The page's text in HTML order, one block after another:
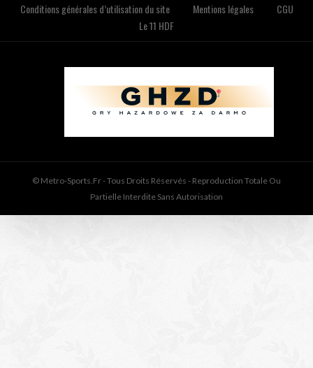
Conditions générales d’utilisation du site
Mentions légales
CGU
Le 11 HDF
© Metro-Sports.fr - Tous Droits Réservés - Reproduction Totale Ou
Partielle Interdite Sans Autorisation